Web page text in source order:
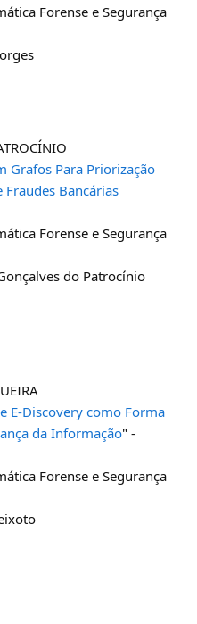
Forense e Segurança
Grafos Para Priorização
Fraudes Bancárias
Forense e Segurança
do Patrocínio
E-Discovery como Forma
da Informação" -
Forense e Segurança